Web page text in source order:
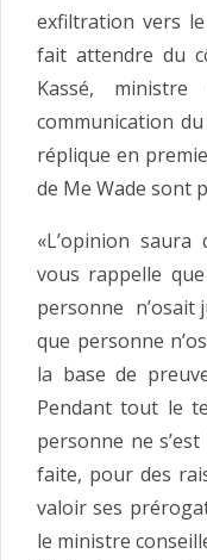
exfiltration vers
fait attendre du
Kassé,
communication
réplique en
de Me Wade sont
«L’opinion saura
vous rappelle
personne n’osait
que personne
la base de
Pendant tout le
personne ne
faite, pour des
valoir ses
le ministre